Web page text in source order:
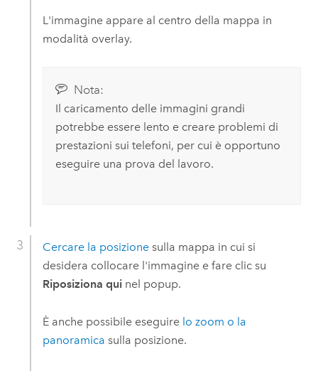
L'immagine appare al centro della mappa in
modalità overlay.
Nota:
Il caricamento delle immagini grandi
potrebbe essere lento e creare problemi di
prestazioni sui telefoni, per cui è opportuno
eseguire una prova del lavoro.
Cercare la posizionesulla mappa in cui si
desidera collocare l'immagine e fare clic su
Riposiziona quinel popup.
È anche possibile eseguire lo zoom o la
panoramica sulla posizione.